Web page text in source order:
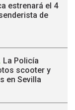
estrenará el 4
de
. La Policía
scooter y
en Sevilla